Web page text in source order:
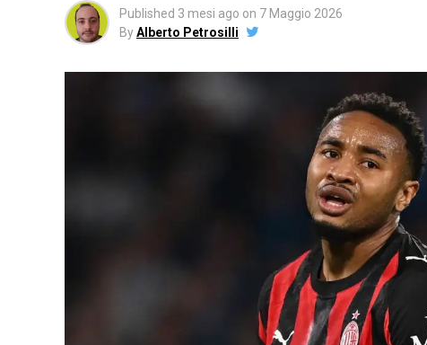
Published 3 mesi ago on 7 Maggio 2026
ByAlberto Petrosilli